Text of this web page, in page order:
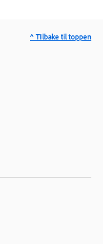
^ TIlbake til toppen